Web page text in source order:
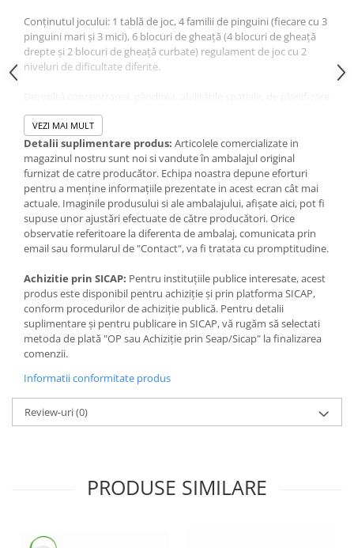
Zornaitoare
Jucarii dentitie
Jucarii senzoriale
Saltele de activitati pentru bebe
Jucarii de sortat
Jucarii muzicale bebelusi
Puzzle bebelusi
Jocuri educative
Jocuri STEM
Jocuri Magnetice
Jocuri de logica
Jocuri de memorie
Jocuri cu litere
Jocuri de carti
Carti pentru copii 2 ani
Conținutul jocului: 1 tablă de joc, 4 familii de pinguini (fiecare cu 3
pinguini mari și 3 mici), 6 blocuri de gheață (4 blocuri de gheață
drepte și 2 blocuri de gheață curbate) regulament de joc cu 2
niveluri de dificultate diferite.
și rezolvare a problemelor,
Vârstă recomandată: 6+
Nr. de jucători: 2-4
VEZI MAI MULT
Detalii suplimentare produs: Articolele comercializate in
magazinul nostru sunt noi si vandute în ambalajul original
furnizat de catre producător. Echipa noastra depune eforturi
pentru a menține informațiile prezentate in acest ecran cât mai
actuale. Imaginile produsului si ale ambalajului, afișate aici, pot fi
supuse unor ajustări efectuate de către producători. Orice
observatie referitoare la diferenta de ambalaj, comunicata prin
email sau formularul de "Contact", va fi tratata cu promptitudine.
Achizitie prin SICAP: Pentru instituțiile publice interesate, acest
produs este disponibil pentru achiziție și prin platforma SICAP,
conform procedurilor de achiziție publică. Pentru detalii
suplimentare și pentru publicare in SICAP, vă rugăm să selectati
metoda de plată "OP sau Achiziție prin Seap/Sicap" la finalizarea
comenzii.
Informatii conformitate produs
Review-uri(0)
PRODUSE SIMILARE